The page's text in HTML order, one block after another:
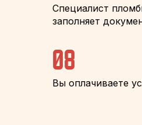
Специалист
заполняет
08
Вы оплачиваете